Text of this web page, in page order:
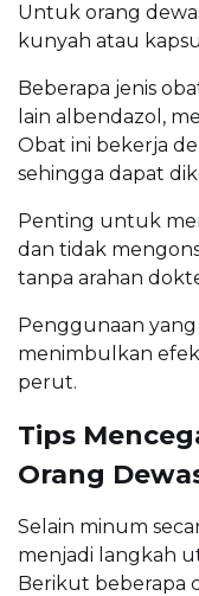
Untuk orang
kunyah atau
Beberapa jenis
lain albendazol,
Obat ini bekerja
sehingga dapat
Penting untuk
dan tidak
tanpa arahan
Penggunaan
menimbulkan
perut.
Tips
Orang
Selain minum
menjadi langkah
Berikut beberapa